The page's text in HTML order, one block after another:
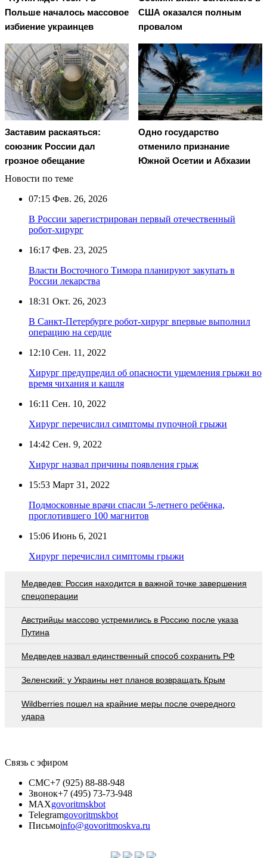
Польше началось массовое
избиение украинцев
США оказался полным
провалом
Заставим раскаяться:
союзник России дал
грозное обещание
Одно государство
отменило признание
Южной Осетии и Абхазии
Новости по теме
07:15 Фев. 26, 2026
В России зарегистрирован первый отечественный
робот-хирург
16:17 Фев. 23, 2025
Власти Восточного Тимора планируют закупать в
России лекарства
18:31 Окт. 26, 2023
В Санкт-Петербурге робот-хирург впервые выполнил
операцию на сердце
12:10 Сен. 11, 2022
Хирург предупредил об опасности ущемления грыжи во
время чихания и кашля
16:11 Сен. 10, 2022
Хирург перечислил симптомы пупочной грыжи
14:42 Сен. 9, 2022
Хирург назвал причины появления грыж
15:53 Март 31, 2022
Подмосковные врачи спасли 5-летнего ребёнка,
проглотившего 100 магнитов
15:06 Июнь 6, 2021
Хирург перечислил симптомы грыжи
Медведев: Россия находится в важной точке завершения
спецоперации
Австрийцы массово устремились в Россию после указа
Путина
Медведев назвал единственный способ сохранить РФ
Зеленский: у Украины нет планов возвращать Крым
Wildberries пошел на крайние меры после очередного
удара
Связь с эфиром
СМС+7 (925) 88-88-948
Звонок+7 (495) 73-73-948
MAXgovoritmskbot
Telegramgovoritmskbot
Письмоinfo@govoritmoskva.ru